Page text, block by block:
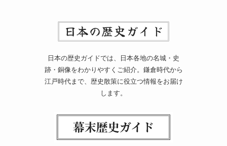
日本の歴史ガイドでは、日本各地の名城・史
跡・銅像をわかりやすくご紹介。鎌倉時代から
江戸時代まで、歴史散策に役立つ情報をお届け
します。